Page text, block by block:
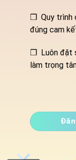
❒ Quy trình
đúng cam
❒ Luôn đặt
làm trọng